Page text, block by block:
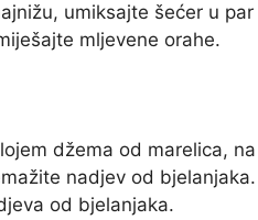
umiksajte šećer u par
mljevene orahe.
džema od marelica, na
nadjev od bjelanjaka.
od bjelanjaka.